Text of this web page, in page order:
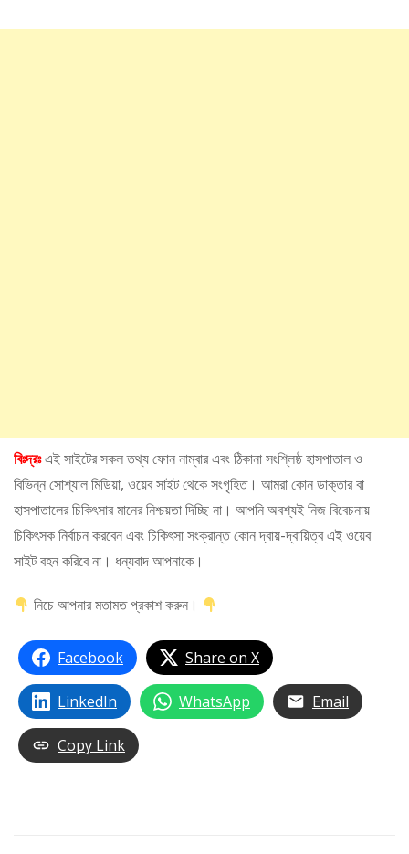
বিঃদ্রঃএই সাইটের সকল তথ্য ফোন নাম্বার এবং ঠিকানা সংশ্লিষ্ঠ হাসপাতাল ও
বিভিন্ন সোশ্যাল মিডিয়া, ওয়েব সাইট থেকে সংগৃহিত। আমরা কোন ডাক্তার বা
হাসপাতালের চিকিৎসার মানের নিশ্চয়তা দিচ্ছি না। আপনি অবশ্যই নিজ বিবেচনায়
চিকিৎসক নির্বাচন করবেন এবং চিকিৎসা সংক্রান্ত কোন দ্বায়-দ্বায়িত্ব এই ওয়েব
সাইট বহন করিবে না। ধন্যবাদ আপনাকে।
নিচে আপনার মতামত প্রকাশ করুন।
Facebook Share on X
LinkedIn WhatsApp Email
Copy Link